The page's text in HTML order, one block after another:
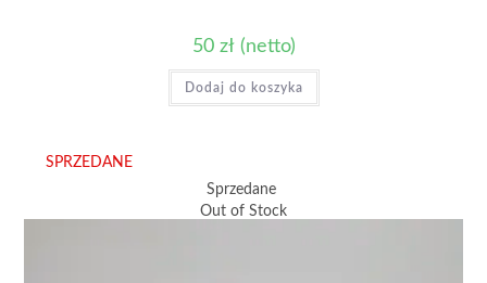
50 zł (netto)
Dodaj do koszyka
SPRZEDANE
Sprzedane
Out of Stock